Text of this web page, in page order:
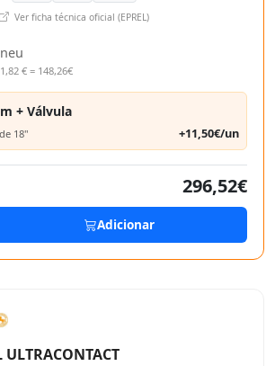
Ver ficha técnica oficial (EPREL)
€ = 148,26€
+ Válvula
18" +11,50€/un
296,52€
Adicionar